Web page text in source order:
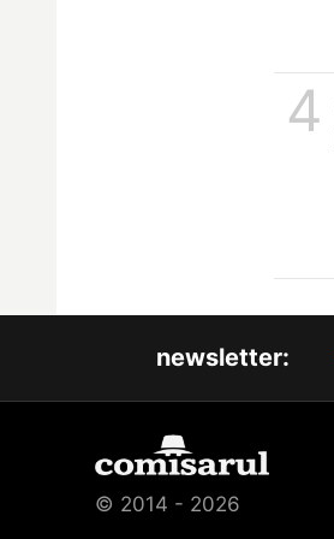
4
newsletter:
© 2014 - 2026